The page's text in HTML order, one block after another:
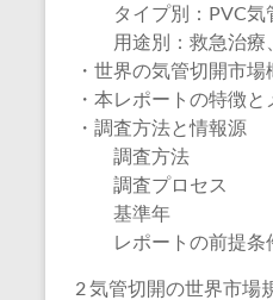
タイプ別：PVC気
用途別：救急治療
・世界の気管切開市場
・本レポートの特徴と
・調査方法と情報源
調査方法
調査プロセス
基準年
レポートの前提条
2 気管切開の世界市場